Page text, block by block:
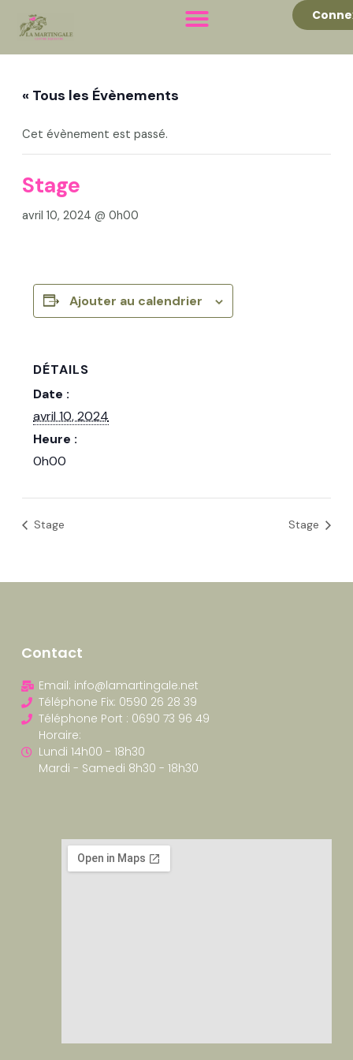
« Tous les Évènements
Cet évènement est passé.
Stage
avril 10, 2024 @ 0h00
Ajouter au calendrier
DÉTAILS
Date :
avril 10, 2024
Heure :
0h00
Stage Stage
Contact
Email: info@lamartingale.net
Téléphone Fix: 0590 26 28 39
Téléphone Port : 0690 73 96 49
Horaire:
Lundi 14h00 - 18h30
Mardi - Samedi 8h30 - 18h30